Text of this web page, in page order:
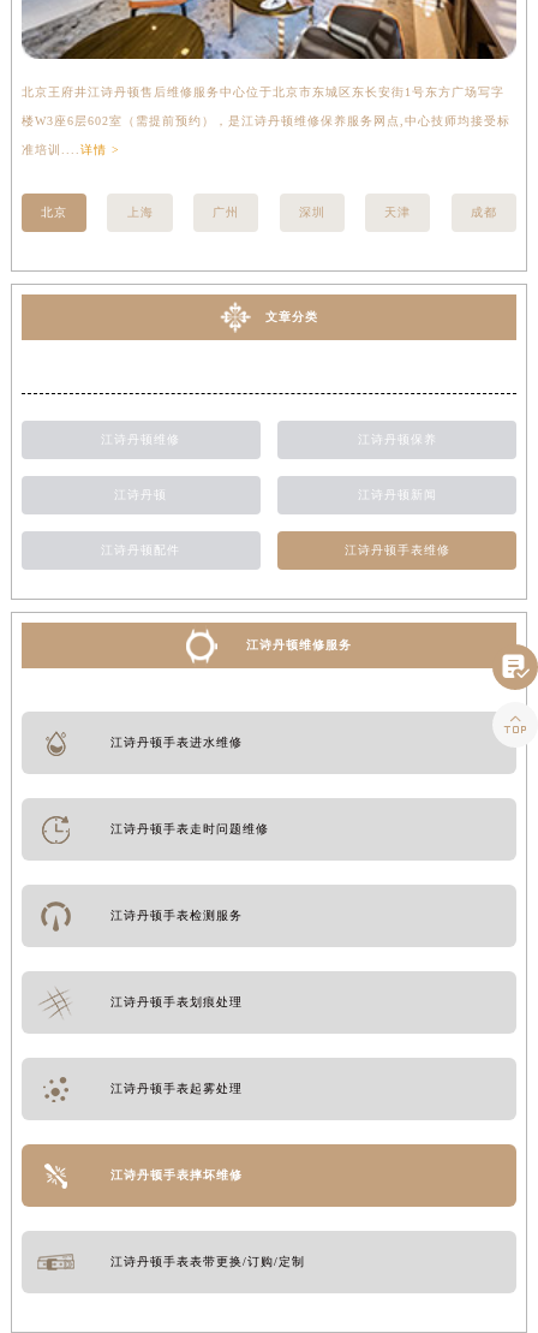
北京王府井江诗丹顿售后维修服务中心位于北京市东城区东长安街1号东方广场写字
楼W3座6层602室（需提前预约），是江诗丹顿维修保养服务网点,中心技师均接受标
准培训.... 详情 >
北京 上海 广州 深圳 天津 成都
文章分类
江诗丹顿维修 江诗丹顿保养
江诗丹顿 江诗丹顿新闻
江诗丹顿配件 江诗丹顿手表维修
江诗丹顿维修服务
江诗丹顿手表进水维修
江诗丹顿手表走时问题维修
江诗丹顿手表检测服务
江诗丹顿手表划痕处理
江诗丹顿手表起雾处理
江诗丹顿手表摔坏维修
江诗丹顿手表表带更换/订购/定制

